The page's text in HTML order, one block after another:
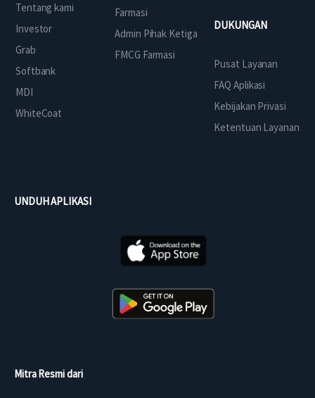
Tentang kami
Investor
Grab
Softbank
MDI
WhiteCoat
Farmasi
Admin Pihak Ketiga
FMCG Farmasi
DUKUNGAN
Pusat Layanan
FAQ Aplikasi
Kebijakan Privasi
Ketentuan Layanan
UNDUH APLIKASI
Mitra Resmi dari